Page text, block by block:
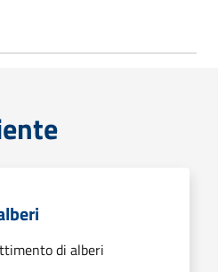
di alberi